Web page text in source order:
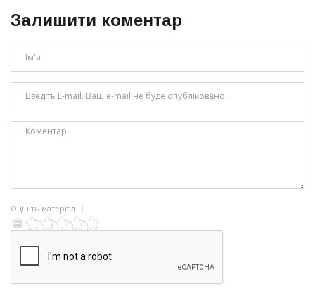
Залишити коментар
Оцініть матеріал